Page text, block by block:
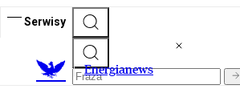
Serwisy
Energianews